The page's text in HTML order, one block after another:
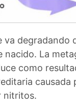
va degradando
nacido. La
como
causada
nitritos.